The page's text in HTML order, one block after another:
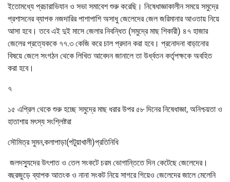
ইতোমধ্যে প্রচারাভিযান ও সভা সমাবেশ শুরু করেছি। নিষেধাজ্ঞাকালীন সময়ে সমুদ্রে
প্রশাসনের ব্যাপক নজদারির পাশাপাশি অসাধু জেলেদের জেল জরিমানার আওতায় নিয়ে
আসা হবে। তবে এই দুই মাসে জেলার নিবন্ধিত (সমুদ্রে মাছ শিকারী) ৪৭ হাজার
জেলের প্রত্যেককে ৭৭.৩ কেজি করে চাল প্রদান করা হবে। প্রনোদনা বাড়ানোর
বিষয়ে জেলে সংগঠন থেকে লিখিত আবেদন জানালে তা উর্ধ্বতন কর্তৃপক্ষকে অবহিত
করা হবে।
৭
১৫ এপ্রিল থেকে শুরু হচ্ছে সমুদ্রে মাছ ধরার উপর ৫৮ দিনের নিষেধাজ্ঞা, অনিশ্চয়তা ও
হাতাশায় মৎস্য সংশ্লিষ্টরা
সৌমিত্র সুমন,কলাপাড়া(পটুয়াখালী)প্রতিনিধি
জলদস্যুদের উৎপাত ও তেল সংকটে চরম ভোগান্তিতে দিন কেটেছে জেলেদের।
বছরজুড়ে ব্যাপক আতংক ও নানা সংকট নিয়ে সাগরে গিয়েও জেলেদের জালে মেলেনি